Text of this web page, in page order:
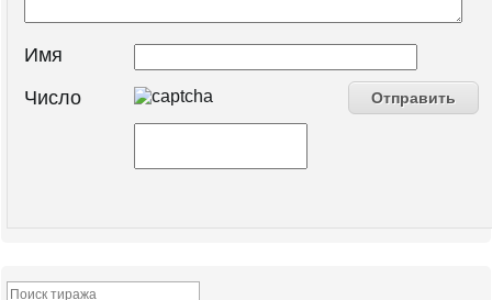
Имя
Число